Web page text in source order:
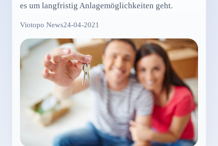
es um langfristig Anlagemöglichkeiten geht.
Viotopo News24-04-2021